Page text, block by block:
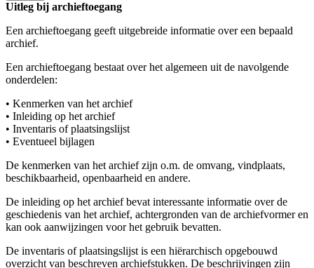
Uitleg bij archieftoegang
Een archieftoegang geeft uitgebreide informatie over een bepaald
archief.
Een archieftoegang bestaat over het algemeen uit de navolgende
onderdelen:
• Kenmerken van het archief
• Inleiding op het archief
• Inventaris of plaatsingslijst
• Eventueel bijlagen
De kenmerken van het archief zijn o.m. de omvang, vindplaats,
beschikbaarheid, openbaarheid en andere.
De inleiding op het archief bevat interessante informatie over de
geschiedenis van het archief, achtergronden van de archiefvormer en
kan ook aanwijzingen voor het gebruik bevatten.
De inventaris of plaatsingslijst is een hiërarchisch opgebouwd
overzicht van beschreven archiefstukken. De beschrijvingen zijn